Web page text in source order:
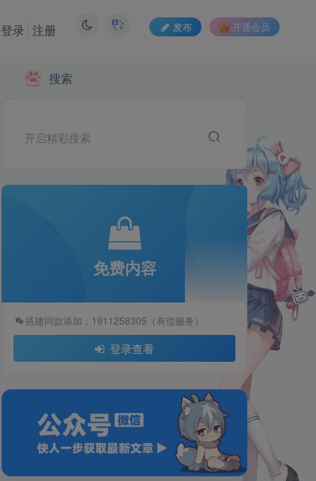
发布 开通会员
登录 注册
登录查看
搜索
开启精彩搜索
免费内容
搭建同款添加：1911258305（有偿服务）
登录查看